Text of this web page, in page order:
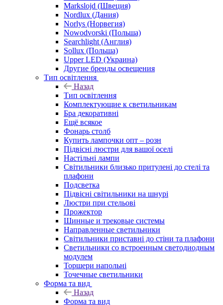
Markslojd (Швеция)
Nordlux (Дания)
Norlys (Норвегия)
Nowodvorski (Польша)
Searchlight (Англия)
Sollux (Польша)
Upper LED (Украина)
Другие бренды освещения
Тип освітлення
Назад
Тип освітлення
Комплектующие к светильникам
Бра декоративні
Ещё всякое
Фонарь столб
Купить лампочки опт – розн
Підвісні люстри для вашої оселі
Настільні лампи
Світильники близько притулені до стелі та
плафони
Подсветка
Підвісні світильники на шнурі
Люстри при стельові
Прожектор
Шинные и трековые системы
Направленные светильники
Світильники приставні до стіни та плафони
Светильники со встроенным светодиодным
модулем
Торшери напольні
Точечные светильники
Форма та вид
Назад
Форма та вид